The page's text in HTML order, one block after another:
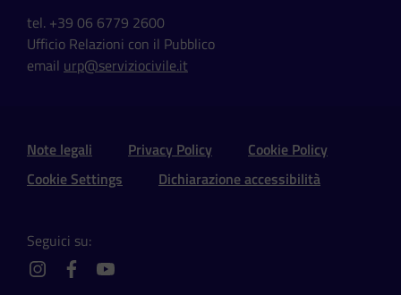
tel. +39 06 6779 2600
Ufficio Relazioni con il Pubblico
email urp@serviziocivile.it
Sezione Link Utili e Social
Note legali Privacy Policy
Cookie Policy
Cookie Settings
Dichiarazione accessibilità
Seguici su:
instagramfacebookyoutube